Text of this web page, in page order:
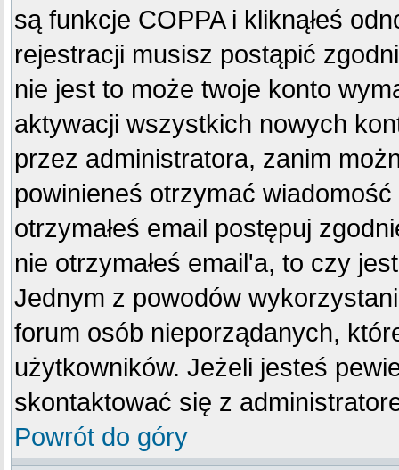
są funkcje COPPA i kliknąłeś
rejestracji musisz postąpić
nie jest to może twoje konto
aktywacji wszystkich nowych
przez administratora, zanim
powinieneś otrzymać
otrzymałeś email postępuj
nie otrzymałeś email'a, to czy
Jednym z powodów
forum osób nieporządanych,
użytkowników. Jeżeli jesteś
skontaktować się z
Powrót do góry